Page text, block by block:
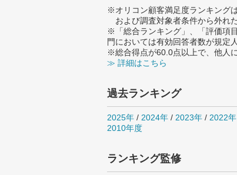
※オリコン顧客満足度ランキング
および調査対象者条件から外れ
※「総合ランキング」、「評価項
門においては有効回答者数が規定
※総合得点が60.0点以上で、他人
≫ 詳細はこちら
過去ランキング
2025年 / 2024年 / 2023年 / 2022年
2010年度
ランキング監修